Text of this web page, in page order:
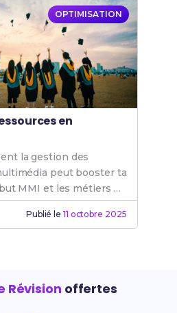
OPTIMISATION
en
la gestion des
peut booster ta
MMI et les métiers de
Publié le 11 octobre 2025
Révision offertes